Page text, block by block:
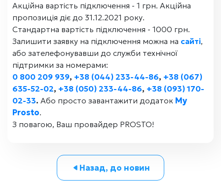
Акційна вартість підключення - 1 грн. Акційна
пропозиція діє до 31.12.2021 року.
Стандартна вартість підключення - 1000 грн.
Залишити заявку на підключення можна на сайті,
або зателефонувавши до служби технічної
підтримки за номерами:
0 800 209 939, +38 (044) 233-44-86, +38 (067)
635-52-02, +38 (050) 233-44-86, +38 (093) 170-
02-33. Або просто завантажити додаток My
Prosto.
З повагою, Ваш провайдер PROSTO!
Назад, до новин